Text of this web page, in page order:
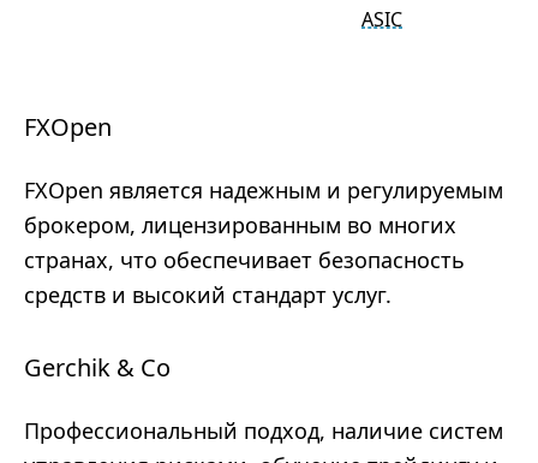
ASIC
FXOpen
FXOpen является надежным и регулируемым
брокером, лицензированным во многих
странах, что обеспечивает безопасность
средств и высокий стандарт услуг.
Gerchik & Co
Профессиональный подход, наличие систем